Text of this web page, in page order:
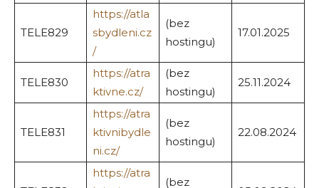
TELE829
https://atla
sbydleni.cz
/
(bez
hostingu)
17.01.2025
TELE830
https://atra
ktivne.cz/
(bez
hostingu)
25.11.2024
TELE831
https://atra
ktivnibydle
ni.cz/
(bez
hostingu)
22.08.2024
https://atra
(bez